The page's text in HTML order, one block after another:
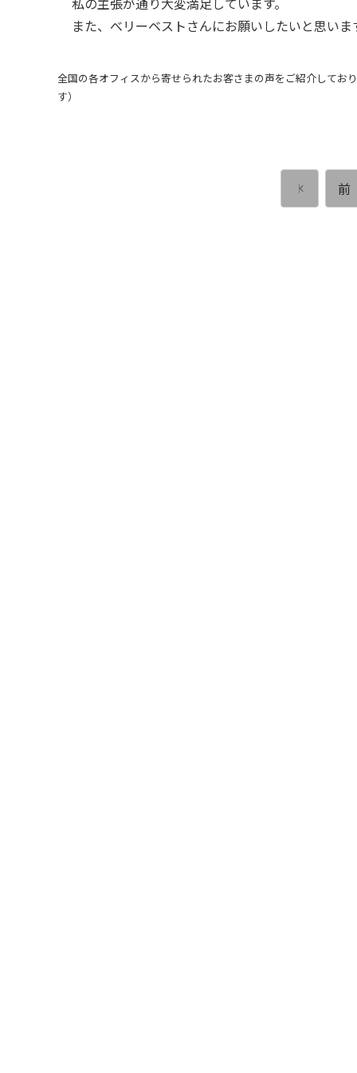
また、べリーベストさんにお願いしたいと思い
全国の各オフィスから寄せられたお客さまの声をご紹介して
す）
前